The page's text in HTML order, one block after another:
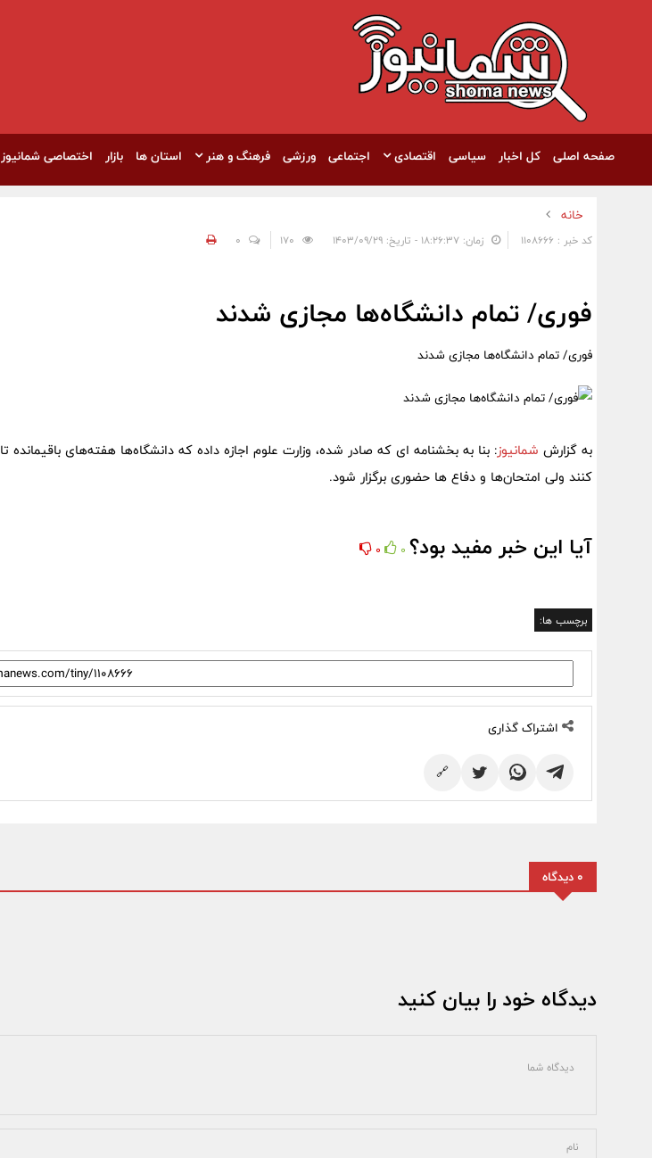
صفحه اصلی کل اخبار سیاسی اقتصادی اجتماعی ورزشی فرهنگ و هنر استان ها بازار اختصاصی
خانه
کد خبر : 1108666 زمان: ۱۸:۲۶:۳۷ - تاریخ: ۱۴۰۳/۰۹/۲۹ 0
فوری/ تمام دانشگاه‌ها مجازی شدند
فوری/ تمام دانشگاه‌ها مجازی شدند
به گزارش شمانیوز: بنا به بخشنامه ای که صادر شده، وزارت علوم اجازه داده که دانشگاه‌ها هفته‌های باقیمانده
کنند ولی امتحان‌ها و دفاع ها حضوری برگزار شود.
آیا این خبر مفید بود؟ 0
0
برچسب ها:
اشتراک گذاری
🔗
0 دیدگاه
دیدگاه خود را بیان کنید